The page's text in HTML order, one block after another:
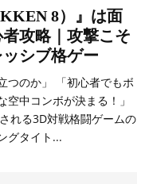
8）』は面
攻略｜攻撃こそ
シブ格ゲー
つのか」 「初心者でもボ
中コンボが決まる！」
れる3D対戦格闘ゲームの
グタイト...